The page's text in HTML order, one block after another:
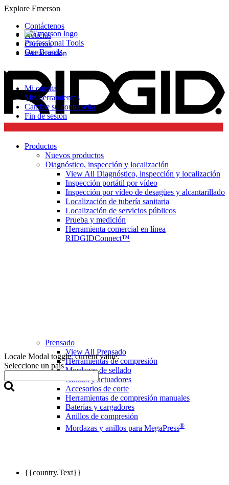
Explore Emerson
Professional Tools
Our Brands
Contáctenos
Noticias
Carreras
Iniciar sesión
Mi cuenta
Mis herramientas
Cambie su contraseña
Fin de sesión
Locale Modal toggle, current value:
Seleccione un país
{{country.Text}}
Productos
Nuevos productos
Diagnóstico, inspección y localización
View All Diagnóstico, inspección y localización
Inspección portátil por vídeo
Inspección por vídeo de desagües y alcantarillado
Localización de tubería sanitaria
Localización de servicios públicos
Prueba y medición
Herramienta comercial en línea
RIDGIDConnect™
Prensado
View All Prensado
Herramientas de compresión
Mordazas de sellado
Anillos y actuadores
Accesorios de corte
Herramientas de compresión manuales
Baterías y cargadores
Anillos de compresión
Mordazas y anillos para MegaPress®